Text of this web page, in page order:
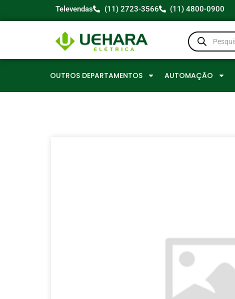
Televendas (11) 2723-3566 (11) 4800-0900
OUTROS DEPARTAMENTOS AUTOMAÇÃO